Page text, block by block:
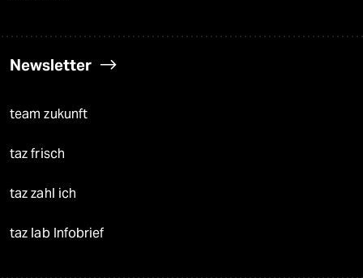
Newsletter
team zukunft
taz frisch
taz zahl ich
taz lab Infobrief